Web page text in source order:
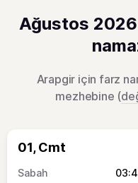
Ağustos
Arapgir için farz
mezhebine (
01, Cmt